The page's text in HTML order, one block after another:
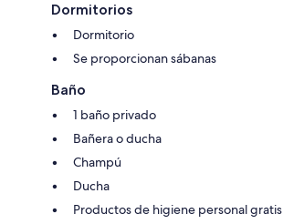
Dormitorios
Dormitorio
Se proporcionan sábanas
Baño
1 baño privado
Bañera o ducha
Champú
Ducha
Productos de higiene personal gratis